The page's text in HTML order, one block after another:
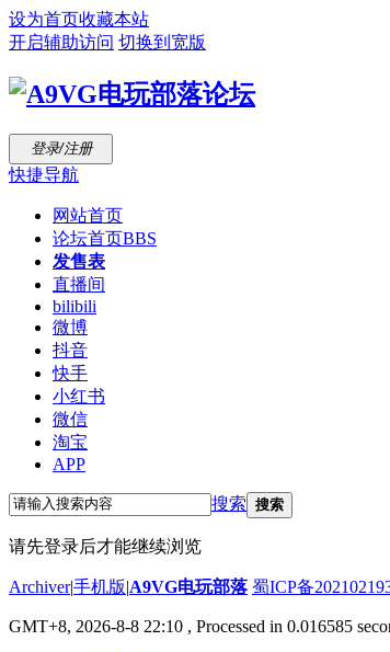
设为首页收藏本站
开启辅助访问 切换到宽版
登录/注册
快捷导航
网站首页
论坛首页BBS
发售表
直播间
bilibili
微博
抖音
快手
小红书
微信
淘宝
APP
搜索 搜索
请先登录后才能继续浏览
Archiver|手机版|A9VG电玩部落 蜀ICP备
GMT+8, 2026-8-8 22:10 , Processed in 0.016585